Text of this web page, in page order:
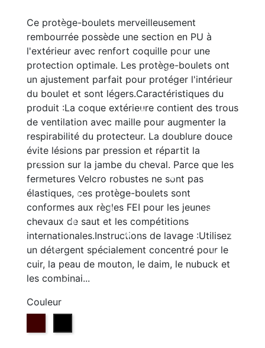
Ce protège-boulets merveilleusement
rembourrée possède une section en PU à
l'extérieur avec renfort coquille pour une
protection optimale. Les protège-boulets ont
un ajustement parfait pour protéger l'intérieur
du boulet et sont légers.Caractéristiques du
produit :La coque extérieure contient des trous
de ventilation avec maille pour augmenter la
respirabilité du protecteur. La doublure douce
évite lésions par pression et répartit la
pression sur la jambe du cheval. Parce que les
fermetures Velcro robustes ne sont pas
élastiques, ces protège-boulets sont
conformes aux règles FEI pour les jeunes
chevaux de saut et les compétitions
internationales.Instructions de lavage :Utilisez
un détergent spécialement concentré pour le
cuir, la peau de mouton, le daim, le nubuck et
les combinai...
Couleur
MOLE (N141)
NOIR (B143)